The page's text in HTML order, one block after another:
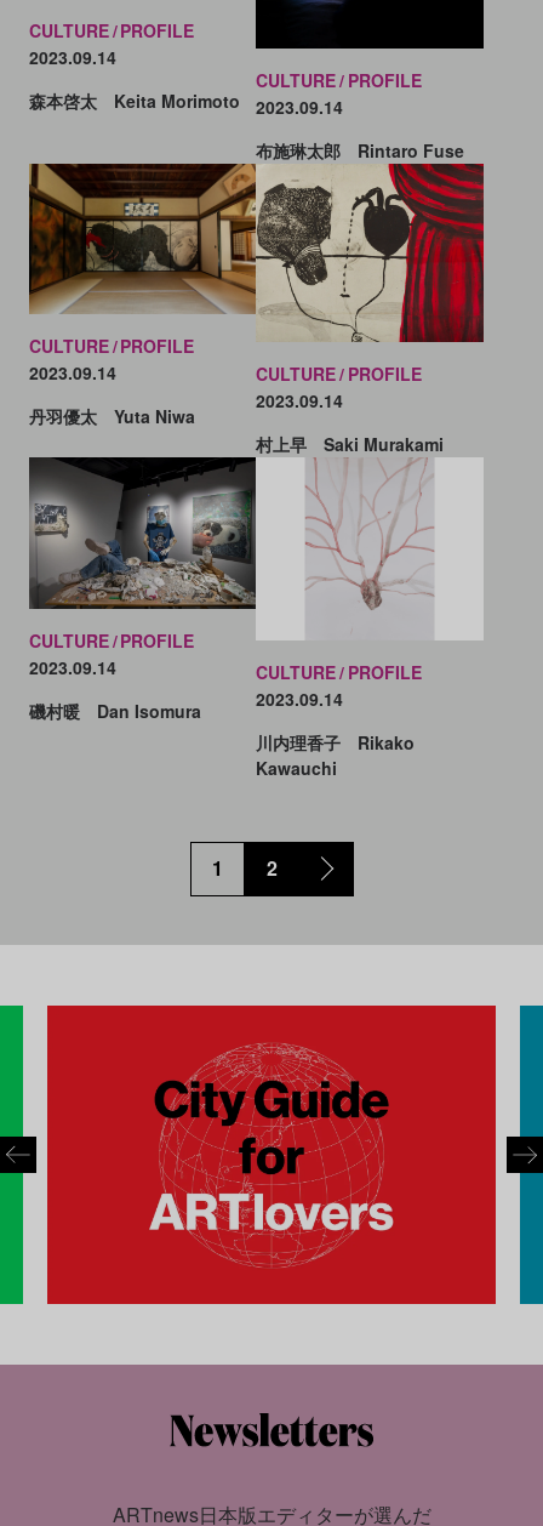
CULTURE PROFILE
2023.09.14
森本啓太 Keita Morimoto
CULTURE PROFILE
2023.09.14
布施琳太郎 Rintaro Fuse
CULTURE PROFILE
2023.09.14
丹羽優太 Yuta Niwa
CULTURE PROFILE
2023.09.14
村上早 Saki Murakami
CULTURE PROFILE
2023.09.14
磯村暖 Dan Isomura
CULTURE PROFILE
2023.09.14
川内理香子 Rikako
Kawauchi
1 2
ARTnews日本版エディターが選んだ